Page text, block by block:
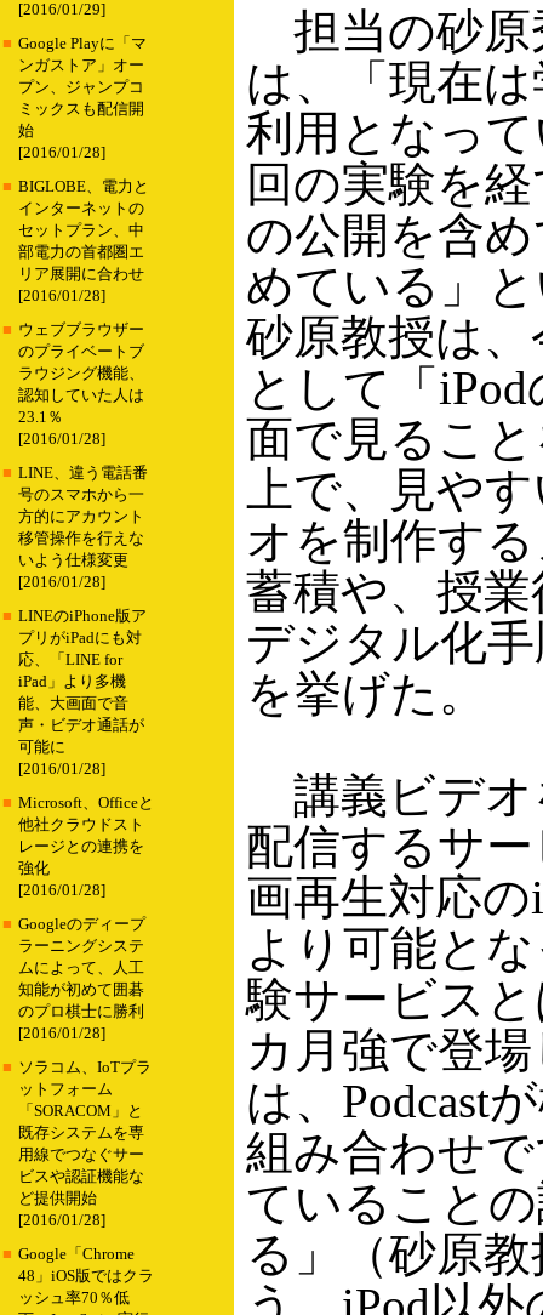
[2016/01/29]
■ Google Playに「マ
ンガストア」オー
プン、ジャンプコ
ミックスも配信開
始
[2016/01/28]
■ BIGLOBE、電力と
インターネットの
セットプラン、中
部電力の首都圏エ
リア展開に合わせ
[2016/01/28]
■ ウェブブラウザー
のプライベートブ
ラウジング機能、
認知していた人は
23.1％
[2016/01/28]
■ LINE、違う電話番
号のスマホから一
方的にアカウント
移管操作を行えな
いよう仕様変更
[2016/01/28]
■ LINEのiPhone版ア
プリがiPadにも対
応、「LINE for
iPad」より多機
能、大画面で音
声・ビデオ通話が
可能に
[2016/01/28]
■ Microsoft、Officeと
他社クラウドスト
レージとの連携を
強化
[2016/01/28]
■ Googleのディープ
ラーニングシステ
ムによって、人工
知能が初めて囲碁
のプロ棋士に勝利
[2016/01/28]
■ ソラコム、IoTプラ
ットフォーム
「SORACOM」と
既存システムを専
用線でつなぐサー
ビスや認証機能な
ど提供開始
[2016/01/28]
■ Google「Chrome
48」iOS版ではクラ
ッシュ率70％低
担当の砂原
は、「現在
利用となっ
回の実験を
の公開を含
めている」
砂原教授は
として「
面で見るこ
上で、見や
オを制作す
蓄積や、授
デジタル化
を挙げた。
講義ビデオ
配信するサ
画再生対応
より可能と
験サービス
カ月強で登
は、Podcast
組み合わせ
ていること
る」（砂原